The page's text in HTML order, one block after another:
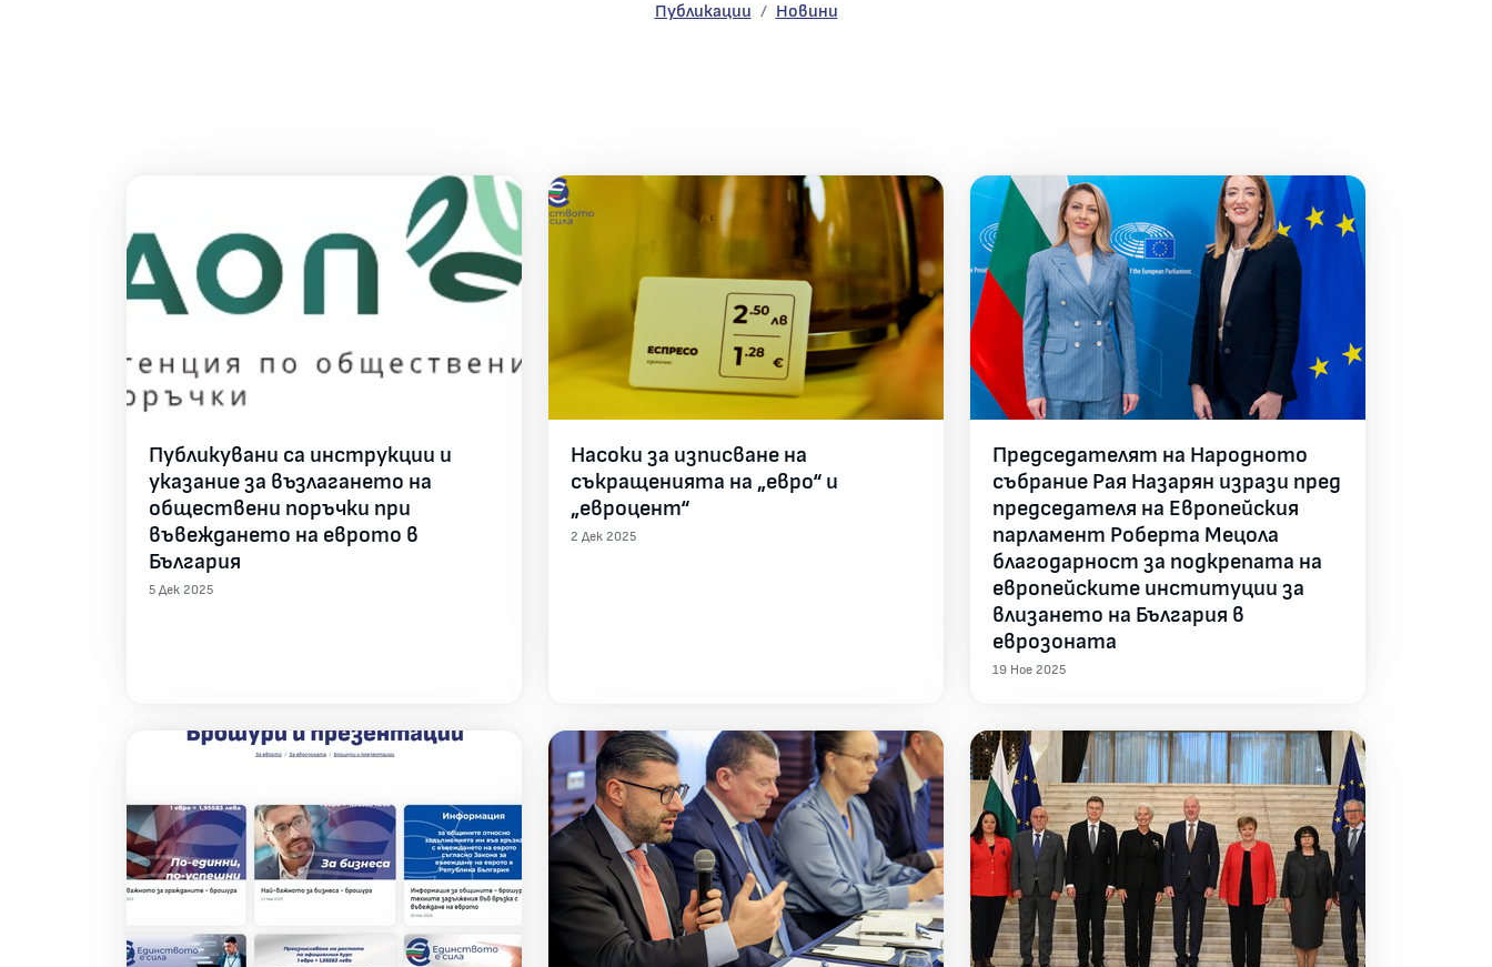
Публикации Новини
Новини
Публикувани са инструкции и
указание за възлагането на
обществени поръчки при
въвеждането на еврото в
България
5 Дек 2025
Насоки за изписване на
съкращенията на „евро“ и
„евроцент“
2 Дек 2025
Председателят на Народното
събрание Рая Назарян изрази пред
председателя на Европейския
парламент Роберта Мецола
благодарност за подкрепата на
европейските институции за
влизането на България в
еврозоната
19 Ное 2025